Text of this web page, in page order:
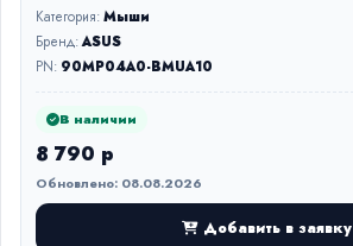
Категория:Мыши
Бренд:ASUS
PN: 90MP04A0-BMUA10
В наличии
8 790 р
Обновлено: 08.08.2026
Добавить в заявку